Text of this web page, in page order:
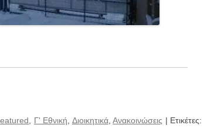
Γ' Εθνική Διοικητικά,Ανακοινώσεις | Ετικέτες: